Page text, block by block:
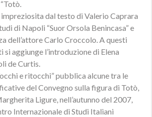
dal testo di Valerio Caprara
di Napoli “Suor Orsola Benincasa” e
dell’attore Carlo Croccolo. A questi
aggiunge l’introduzione di Elena
de Curtis.
e ritocchi” pubblica alcune tra le
del Convegno sulla figura di Totò,
Ligure, nell’autunno del 2007,
Internazionale di Studi Italiani